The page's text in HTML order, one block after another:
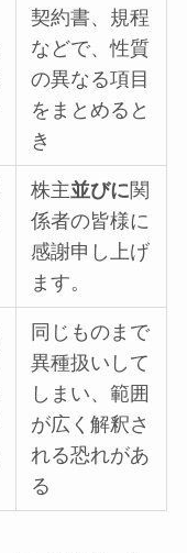
契約書、規程
などで、性質
の異なる項目
をまとめると
き
株主並びに関
係者の皆様に
感謝申し上げ
ます。
同じものまで
異種扱いして
しまい、範囲
が広く解釈さ
れる恐れがあ
る